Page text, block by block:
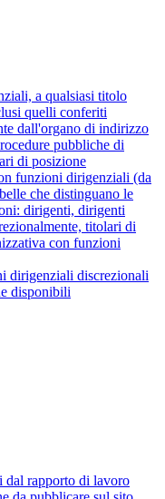
a qualsiasi titolo
quelli conferiti
dall'organo di indirizzo
pubbliche di
di posizione
funzioni dirigenziali (da
che distinguano le
dirigenti, dirigenti
titolari di
con funzioni
dirigenziali discrezionali
disponibili
dal rapporto di lavoro